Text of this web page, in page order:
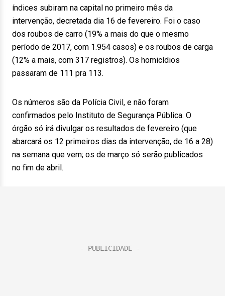
índices subiram na capital no primeiro mês da
intervenção, decretada dia 16 de fevereiro. Foi o caso
dos roubos de carro (19% a mais do que o mesmo
período de 2017, com 1.954 casos) e os roubos de carga
(12% a mais, com 317 registros). Os homicídios
passaram de 111 pra 113.
Os números são da Polícia Civil, e não foram
confirmados pelo Instituto de Segurança Pública. O
órgão só irá divulgar os resultados de fevereiro (que
abarcará os 12 primeiros dias da intervenção, de 16 a 28)
na semana que vem; os de março só serão publicados
no fim de abril.